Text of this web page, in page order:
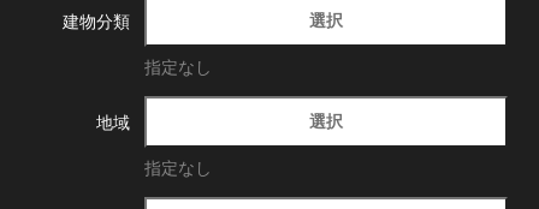
建物分類 選択
指定なし
地域 選択
指定なし